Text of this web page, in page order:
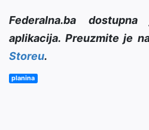
Federalna.ba
aplikacija. Preuzmite je
Storeu.
planina